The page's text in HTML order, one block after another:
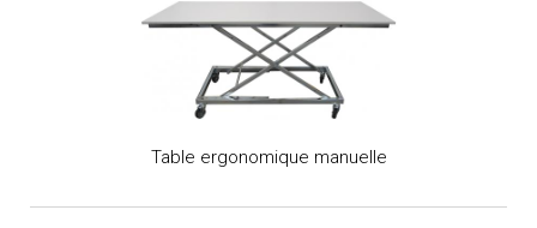
Table ergonomique manuelle